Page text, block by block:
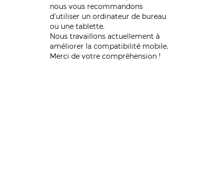
nous vous recommandons
d'utiliser un ordinateur de bureau
ou une tablette.
Nous travaillons actuellement à
améliorer la compatibilité mobile.
Merci de votre compréhension !